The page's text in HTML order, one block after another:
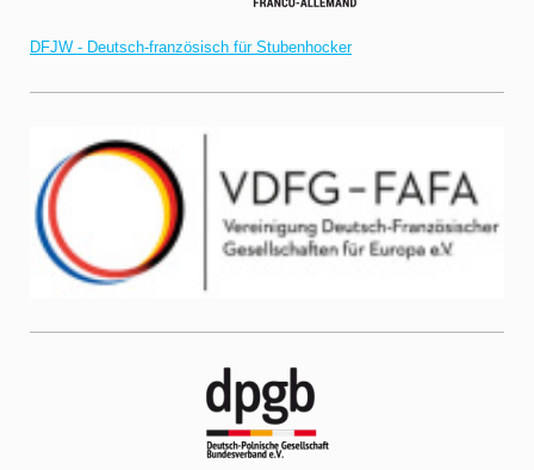
DFJW - Deutsch-französisch für Stubenhocker